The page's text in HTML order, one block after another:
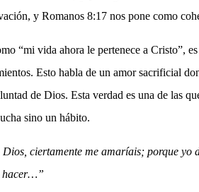
y Romanos 8:17 nos pone como
“mi vida ahora le pertenece a Cristo”,
Esto habla de un amor sacrificial
de Dios. Esta verdad es una de las
sino un hábito.
ciertamente me amaríais; porque
hacer…”